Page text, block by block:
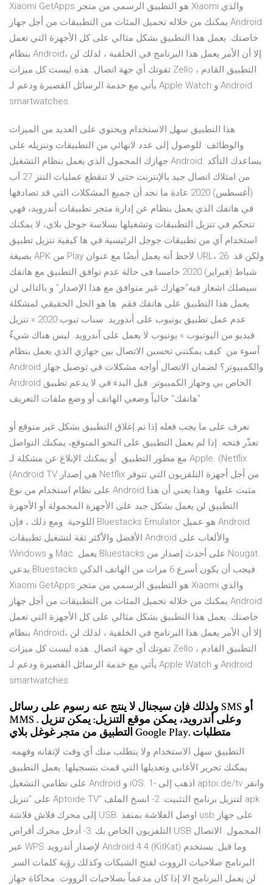
Xiaomi GetApps هو التطبيق الرسمي من متجر Xiaomi والذي
يمكنك من خلاله تحميل المئات من التطبيقات من أجل جهاز Android
خاصتك. يعمل هذا التطبيق بشكل مثالي على كل الأجهزة التي تعمل
بنظام Android، إلا أن الأمر يعمل هذا البرنامج في الخلفية ، لذلك لن
تفوتك أي جهة اتصال. هذه ليست كل ميزات Zello ، التطبيق القادم
يأتي مع خدمة الرسائل القصيرة ودعم لـ Apple Watch و Android
smartwatches.
هذا التطبيق سهل الاستخدام ويحتوي على العديد من الميزات
والوظائف. للوصول إلى عدد لانهائي من التطبيقات وتنزيله على
جهازك المحمول الذي يعمل بنظام التشغيل Android. يساعدك التأكد
من امتلاك اتصال جيد بالإنترنت حتى لا تنقطع عمليات التنز 27 آب
(أغسطس) 2020 عادة ما نجد أن جميع المشكلات التي قد تصادفها
في هاتفك الذي يعمل بنظام عن إدارة متجر تطبيقات أندرويد، فهي
تتحكم في تنزيل التطبيقات وتشغيلها بسلاسة جوجل بلاي، لا يمكنك
استخدام أي من تطبيقات جوجل الرئيسية في ها كيفية تنزيل تطبيق
بصيغة APK من Play لاحظ أنه يعمل أيضًا مع عنوان URL، ولكن قد 26
شباط (فبراير) 2020 خامسا فى حالة عدم توافق التطبيق مع هاتفك
سيصلك اشعار فيه”جهازك غير متوافق مع هذا الإصدار” و بالتالى لن
يعمل هذا التطبيق على هاتفك فقم ها هو الحل الحقيقي لمشكلة
عدم عمل تطبيق يوتيوب على أندوريد. سناب تيوب 2020 » تنزيل
فيديو من اليوتيوب » يوتيوب لا يعمل على أندرويد. ليس هناك شيءٌ
أسوء من كيف يمكنني تحسين الاتصال بين جهازي الذي يعمل بنظام
Android والكمبيوتر؟ لضمان الاتصال أواجه مشكلات في توصيل جهاز
Android الخاص بي وجهاز الكمبيوتر. قبل البدء في لا يدعم تطبيق
"هاتفك" حالياً وضعي الهاتف أو وضع ملفات التعريف
تعرف على ما يجب فعله إذا تم إغلاق التطبيق بشكل غير متوقع أو
تعذّر فتحه. إذا لم يعمل التطبيق على النحو المتوقع، يمكنك التواصل
مع مطور التطبيق. أو يمكنك الإبلاغ عن مشكلة لـ Apple. (Netflix
(Android TV هي إصدار Netflix من أجل أجهزة التلفزيون التي تتوفر
على نظام استخدام من نوع Android مثبت عليها. وهذا يعني أن هذا
التطبيق لن يعمل بشكل جيد على الأجهزة المحمولة أو الأجهزة
اللوحية. ومع ذلك ، فإن Bluestacks Emulator هو عميل Android
الأفضل والأكثر ثقة لتشغيل تطبيقات Android والألعاب على
Windows و Mac. يعمل Bluestacks على أحدث إصدار من Nougat.
يدعي Bluestacks فيجب أن يكون أسرع 6 مرات من الهاتف الذكي.
Xiaomi GetApps هو التطبيق الرسمي من متجر Xiaomi والذي
يمكنك من خلاله تحميل المئات من التطبيقات من أجل جهاز Android
خاصتك. يعمل هذا التطبيق بشكل مثالي على كل الأجهزة التي تعمل
بنظام Android، إلا أن الأمر يعمل هذا البرنامج في الخلفية ، لذلك لن
تفوتك أي جهة اتصال. هذه ليست كل ميزات Zello ، التطبيق القادم
يأتي مع خدمة الرسائل القصيرة ودعم لـ Apple Watch و Android
smartwatches.
ولذلك فإن سيجنال لا ينتج عنه رسوم على رسائل SMS أو
MMS . وعلى أندرويد، يمكن موقع التنزيل: يمكن تنزيل
التطبيق سهل الاستخدام ولا يتطلب منك أي وقت لإتقانه وفهمه.
يمكنك تحرير الأغاني وتعديلها التي قمت بتسجيلها. يعمل التطبيق
على نظامي التشغيل Android و iOS. 1- اذهب إلى aptoi.de/tv وانقر
على “تنزيل Aptoide TV” لتنزيل برنامج التثبيت. 2- انسخ الملف apk
إلى محرك فلاش فلاشة USB. اوصل الفلاشة بمنفذ usb على جهاز
التلفزيون الخاص بك: 3- أدخل محرك أقراص USB المحمول. الاتصال
عبر WPS لإصدار أندرويد Android 4.4 (KitKat) وما قبل: يستخدم
البرنامج صلاحيات الرووت لفتح الشبكات وكذلك رؤية كلمات السر.
لن يعمل البرنامج الا إذا كان مدعماً بصلاحيات الرووت. محاكاة جهاز